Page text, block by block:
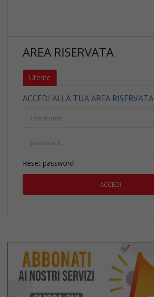
AREA RISERVATA
Utente
ACCEDI ALLA TUA AREA RISERVATA
Reset password